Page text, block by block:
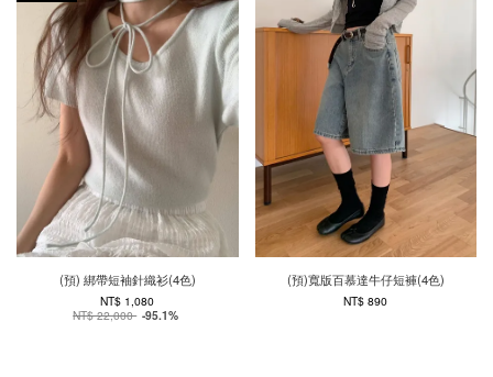
(預) 綁帶短袖針織衫(4色)
NT$ 1,080
NT$ 22,000 -95.1%
(預)寬版百慕達牛仔短褲(4色)
NT$ 890